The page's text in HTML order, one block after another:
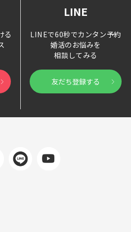
る
LINE
LINEで60秒でカンタン予約
婚活のお悩みを
相談してみる
友だち登録する